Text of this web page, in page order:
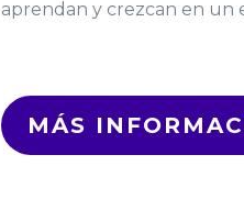
aprendan y crezcan en un
MÁS